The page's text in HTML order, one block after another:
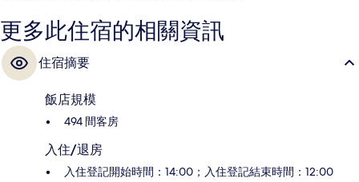
更多此住宿的相關資訊
住宿摘要
飯店規模
494 間客房
入住/退房
入住登記開始時間：14:00；入住登記結束時間：12:00